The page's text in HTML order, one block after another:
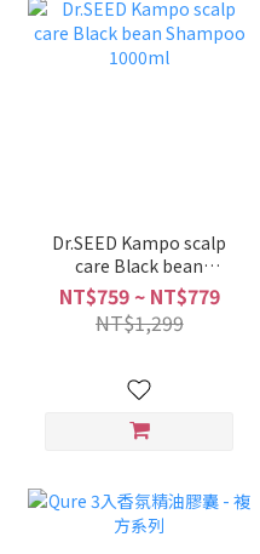
Dr.SEED Kampo scalp
care Black bean
Shampoo 1000ml
NT$759 ~ NT$779
NT$1,299